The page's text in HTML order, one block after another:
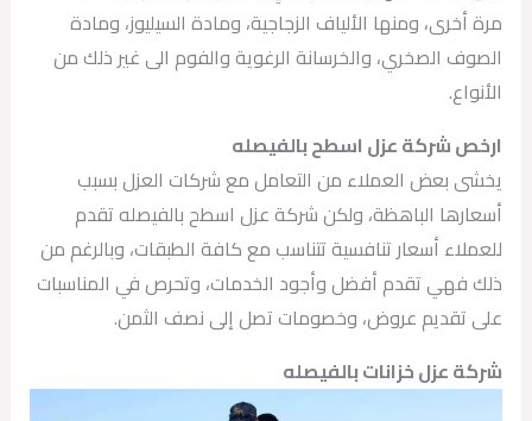
مرة أخرى، ومنها الألياف الزجاجية، ومادة السيليوز، ومادة
الصوف الصخري، والخرسانة الرغوية والفوم الى غير ذلك من
الأنواع.
ارخص شركة عزل اسطح بالفيصله
يخشى بعض العملاء من التعامل مع شركات العزل بسبب
أسعارها الباهظة، ولكن شركة عزل اسطح بالفيصله تقدم
للعملاء أسعار تنافسية تتناسب مع كافة الطبقات، وبالرغم من
ذلك فهي تقدم أفضل وأجود الخدمات، وتحرص في المناسبات
على تقديم عروض، وخصومات تصل إلى نصف الثمن.
شركة عزل خزانات بالفيصله